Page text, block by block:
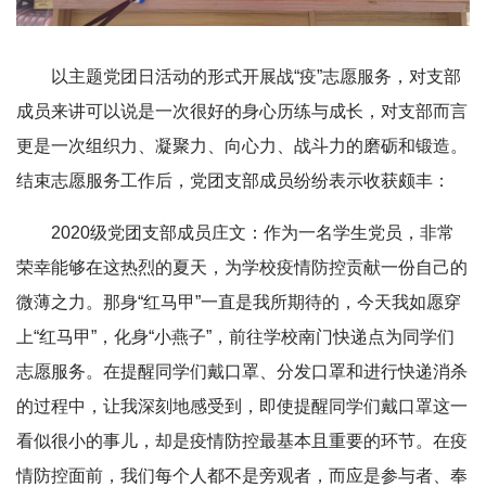
以主题党团日活动的形式开展战“疫”志愿服务，对支部
成员来讲可以说是一次很好的身心历练与成长，对支部而言
更是一次组织力、凝聚力、向心力、战斗力的磨砺和锻造。
结束志愿服务工作后，党团支部成员纷纷表示收获颇丰：
2020级党团支部成员庄文：作为一名学生党员，非常
荣幸能够在这热烈的夏天，为学校疫情防控贡献一份自己的
微薄之力。那身“红马甲”一直是我所期待的，今天我如愿穿
上“红马甲”，化身“小燕子”，前往学校南门快递点为同学们
志愿服务。在提醒同学们戴口罩、分发口罩和进行快递消杀
的过程中，让我深刻地感受到，即使提醒同学们戴口罩这一
看似很小的事儿，却是疫情防控最基本且重要的环节。在疫
情防控面前，我们每个人都不是旁观者，而应是参与者、奉